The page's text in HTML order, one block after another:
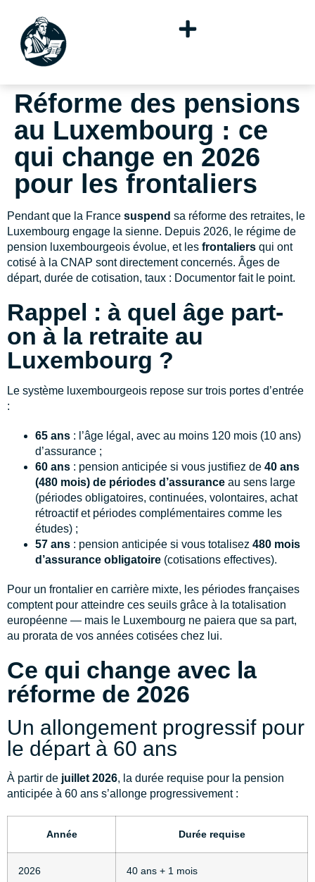
Réforme des pensions
au Luxembourg : ce
qui change en 2026
pour les frontaliers
Pendant que la France suspend sa réforme des retraites, le
Luxembourg engage la sienne. Depuis 2026, le régime de
pension luxembourgeois évolue, et les frontaliers qui ont
cotisé à la CNAP sont directement concernés. Âges de
départ, durée de cotisation, taux : Documentor fait le point.
Rappel : à quel âge part-
on à la retraite au
Luxembourg ?
Le système luxembourgeois repose sur trois portes d’entrée
:
65 ans : l’âge légal, avec au moins 120 mois (10 ans)
d’assurance ;
60 ans : pension anticipée si vous justifiez de 40 ans
(480 mois) de périodes d’assurance au sens large
(périodes obligatoires, continuées, volontaires, achat
rétroactif et périodes complémentaires comme les
études) ;
57 ans : pension anticipée si vous totalisez 480 mois
d’assurance obligatoire (cotisations effectives).
Pour un frontalier en carrière mixte, les périodes françaises
comptent pour atteindre ces seuils grâce à la totalisation
européenne — mais le Luxembourg ne paiera que sa part,
au prorata de vos années cotisées chez lui.
Ce qui change avec la
réforme de 2026
Un allongement progressif pour
le départ à 60 ans
À partir de juillet 2026, la durée requise pour la pension
anticipée à 60 ans s’allonge progressivement :
Année Durée requise
2026 40 ans + 1 mois